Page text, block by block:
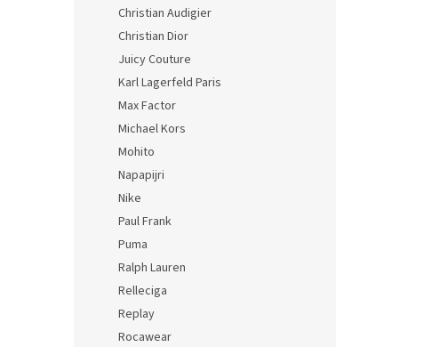
Christian Audigier
Christian Dior
Juicy Couture
Karl Lagerfeld Paris
Max Factor
Michael Kors
Mohito
Napapijri
Nike
Paul Frank
Puma
Ralph Lauren
Relleciga
Replay
Rocawear